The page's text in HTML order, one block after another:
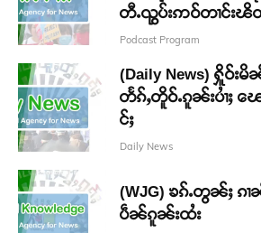
တီႉၺွပ်းဢဝ်တၢင်းၽိ
Podcast Program
(Daily News) ႁိူဝ်းမိ
တႅၵ်ႇတိူဝ်ႉၵူၼ်းပၢႆႈ ၽ
င်ႈ
Daily News
(WJG) ၶၵ်ႉတွၼ်ႈ ၵ
ပဵၼ်ၵူၼ်းထႆး